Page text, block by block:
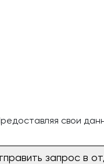
свои
запрос в